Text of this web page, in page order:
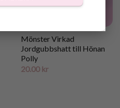
Mönster Virkad
Jordgubbshatt till Hönan
Polly
20.00 kr